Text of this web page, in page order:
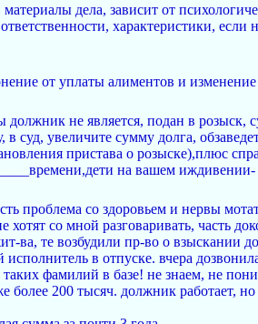
дела, зависит от
характеристики, если
от уплаты алиментов и
не является, подан в розыск,
суд, увеличите сумму долга,
пристава о розыске),плюс
на вашем
проблема со здоровьем и нервы
со мной разговаривать, часть
те возбудили пр-во о взыскании
в отпуске. вчера
фамилий в базе! не знаем, не
200 тысяч. должник работает,